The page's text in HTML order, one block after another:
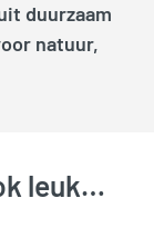
duurzaam
natuur,
leuk…